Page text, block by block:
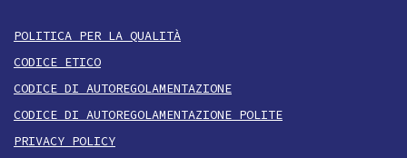
POLITICA PER LA QUALITÀ
CODICE ETICO
CODICE DI AUTOREGOLAMENTAZIONE
CODICE DI AUTOREGOLAMENTAZIONE POLITE
PRIVACY POLICY